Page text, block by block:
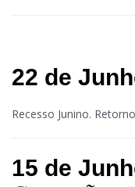
22 de
Recesso Junino.
15 de